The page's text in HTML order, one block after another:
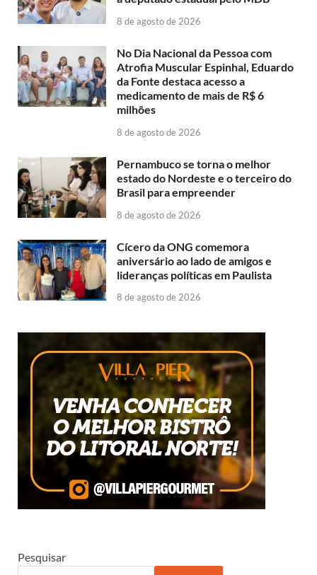
8 de agosto de 2026
No Dia Nacional da Pessoa com
Atrofia Muscular Espinhal, Eduardo
da Fonte destaca acesso a
medicamento de mais de R$ 6
milhões
8 de agosto de 2026
Pernambuco se torna o melhor
estado do Nordeste e o terceiro do
Brasil para empreender
8 de agosto de 2026
Cícero da ONG comemora
aniversário ao lado de amigos e
lideranças políticas em Paulista
8 de agosto de 2026
Pesquisar